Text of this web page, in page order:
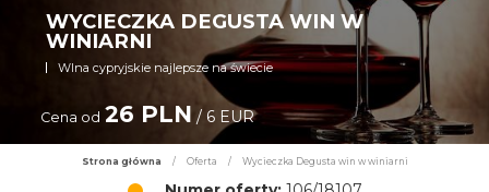
WYCIECZKA DEGUSTA WIN W
WINIARNI
WIna cypryjskie najlepsze na świecie
Cena od 26 PLN / 6 EUR
Strona główna / Oferta / Wycieczka Degusta win w winiarni